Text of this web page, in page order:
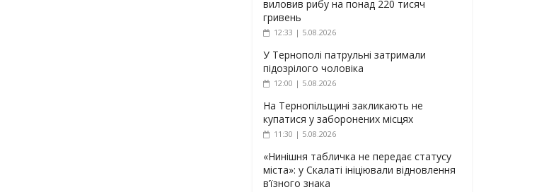
виловив рибу на понад 220 тисяч
гривень
12:33 | 5.08.2026
У Тернополі патрульні затримали
підозрілого чоловіка
12:00 | 5.08.2026
На Тернопільщині закликають не
купатися у заборонених місцях
11:30 | 5.08.2026
«Нинішня табличка не передає статусу
міста»: у Скалаті ініціювали відновлення
в’їзного знака